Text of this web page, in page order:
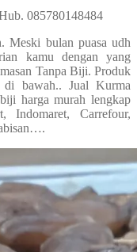
085780148484
Meski bulan puasa udh
kamu dengan yang
Tanpa Biji. Produk
di bawah.. Jual Kurma
harga murah lengkap
Carrefour,